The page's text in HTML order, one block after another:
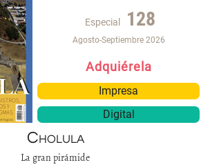
Especial 128
Agosto-Septiembre 2026
Adquiérela
Impresa
Digital
Cholula
La gran pirámide